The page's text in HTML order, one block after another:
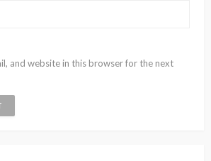
and website in this browser for the next